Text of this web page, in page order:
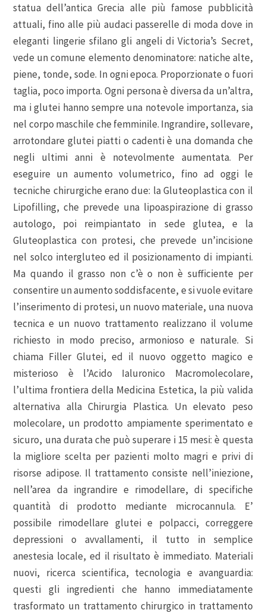
statua dell’antica Grecia alle più famose pubblicità
attuali, fino alle più audaci passerelle di moda dove in
eleganti lingerie sfilano gli angeli di Victoria’s Secret,
vede un comune elemento denominatore: natiche alte,
piene, tonde, sode. In ogni epoca. Proporzionate o fuori
taglia, poco importa. Ogni persona è diversa da un’altra,
ma i glutei hanno sempre una notevole importanza, sia
nel corpo maschile che femminile. Ingrandire, sollevare,
arrotondare glutei piatti o cadenti è una domanda che
negli ultimi anni è notevolmente aumentata. Per
eseguire un aumento volumetrico, fino ad oggi le
tecniche chirurgiche erano due: la Gluteoplastica con il
Lipofilling, che prevede una lipoaspirazione di grasso
autologo, poi reimpiantato in sede glutea, e la
Gluteoplastica con protesi, che prevede un’incisione
nel solco intergluteo ed il posizionamento di impianti.
Ma quando il grasso non c’è o non è sufficiente per
consentire un aumento soddisfacente, e si vuole evitare
l’inserimento di protesi, un nuovo materiale, una nuova
tecnica e un nuovo trattamento realizzano il volume
richiesto in modo preciso, armonioso e naturale. Si
chiama Filler Glutei, ed il nuovo oggetto magico e
misterioso è l’Acido Ialuronico Macromolecolare,
l’ultima frontiera della Medicina Estetica, la più valida
alternativa alla Chirurgia Plastica. Un elevato peso
molecolare, un prodotto ampiamente sperimentato e
sicuro, una durata che può superare i 15 mesi: è questa
la migliore scelta per pazienti molto magri e privi di
risorse adipose. Il trattamento consiste nell’iniezione,
nell’area da ingrandire e rimodellare, di specifiche
quantità di prodotto mediante microcannula. E’
possibile rimodellare glutei e polpacci, correggere
depressioni o avvallamenti, il tutto in semplice
anestesia locale, ed il risultato è immediato. Materiali
nuovi, ricerca scientifica, tecnologia e avanguardia:
questi gli ingredienti che hanno immediatamente
trasformato un trattamento chirurgico in trattamento